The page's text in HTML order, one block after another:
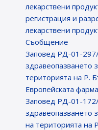
лекарствени
регистрация и
лекарствени
Съобщение
Заповед РД-01-
здравеопазването
територията на Р.
Европейската
Заповед РД-01-
здравеопазването
на територията на